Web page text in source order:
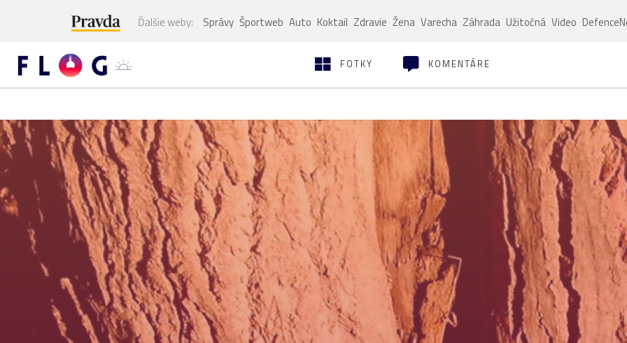
Ďalšie weby: Správy Športweb Auto Koktail Zdravie Žena Varecha Záhrada Užitočná Video
FOTKY KOMENTÁRE